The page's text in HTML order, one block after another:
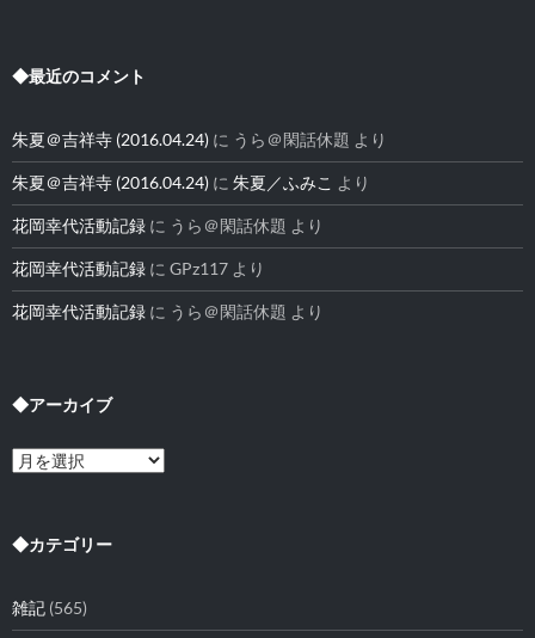
◆最近のコメント
朱夏＠吉祥寺 (2016.04.24) に うら＠閑話休題 より
朱夏＠吉祥寺 (2016.04.24) に 朱夏／ふみこ より
花岡幸代活動記録 に うら＠閑話休題 より
花岡幸代活動記録 に GPz117 より
花岡幸代活動記録 に うら＠閑話休題 より
◆アーカイブ
◆
ア
イ
◆カテゴリー
雑記 (565)